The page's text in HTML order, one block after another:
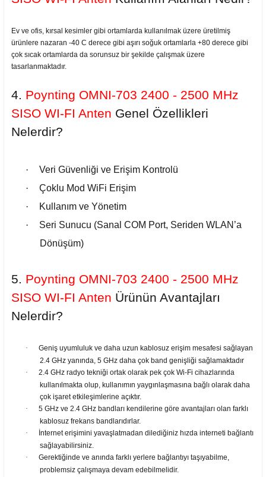
Ev ve ofis, kırsal kesimler gibi ortamlarda kullanılmak üzere üretilmiş
ürünlere nazaran -40 C derece gibi aşırı soğuk ortamlarla +80 derece gibi
çok sıcak ortamlarda da sorunsuz bir şekilde çalışmak üzere
tasarlanmaktadır.
4. Poynting OMNI-703 2400 - 2500 MHz
SISO WI-FI Anten Genel Özellikleri
Nelerdir?
·
Veri Güvenliği ve Erişim Kontrolü
·
Çoklu Mod WiFi Erişim
·
Kullanım ve Yönetim
·
Seri Sunucu (Sanal COM Port, Seriden WLAN’a
Dönüşüm)
5. Poynting OMNI-703 2400 - 2500 MHz
SISO WI-FI Anten Ürünün Avantajları
Nelerdir?
·
Geniş uyumluluk ve daha uzun kablosuz erişim mesafesi sağlayan
2.4 GHz yanında, 5 GHz daha çok band genişliği sağlamaktadır
·
2.4 GHz radyo tekniği ortak olarak pek çok Wi-Fi cihazlarında
kullanılmakta olup, kullanımın yaygınlaşmasına bağlı olarak daha
çok işaret etkileşimlerine açıktır.
·
5 GHz ve 2.4 GHz bandları kendilerine göre avantajları olan farklı
kablosuz frekans bandlarıdırlar.
·
İnternet erişimini yavaşlatmadan dilediğiniz hızda interneti bağlantı
sağlayabilirsiniz.
·
Gerektiğinde ve anında farklı yerlere bağlantıyı taşıyabilme,
problemsiz çalışmaya devam edebilmelidir.